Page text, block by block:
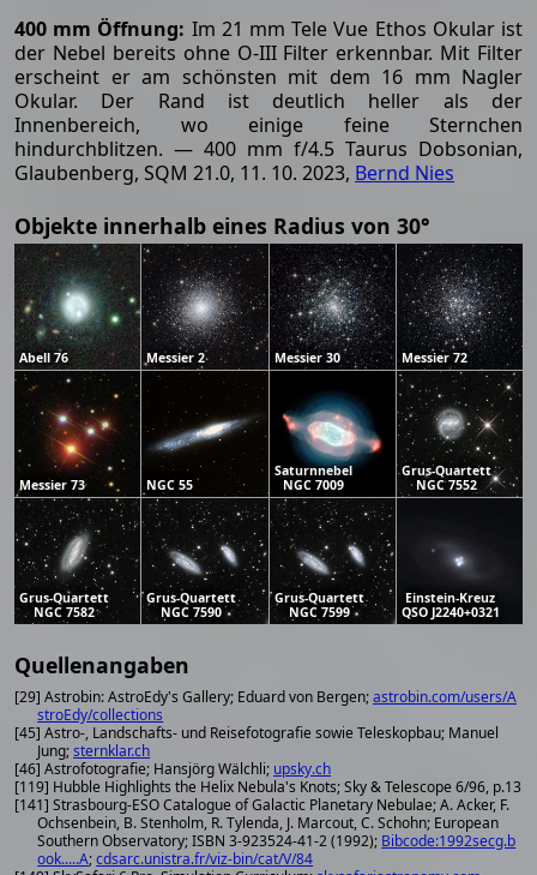
400 mm Öffnung: Im 21 mm Tele Vue Ethos Okular ist
der Nebel bereits ohne O-III Filter erkennbar. Mit Filter
erscheint er am schönsten mit dem 16 mm Nagler
Okular. Der Rand ist deutlich heller als der
Innenbereich, wo einige feine Sternchen
hindurchblitzen. — 400 mm f/4.5 Taurus Dobsonian,
Glaubenberg, SQM 21.0, 11. 10. 2023, Bernd Nies
Objekte innerhalb eines Radius von 30°
Abell 76 Messier 2 Messier 30 Messier 72
Messier 73 NGC 55
Saturnnebel
NGC 7009
Grus-Quartett
NGC 7552
Grus-Quartett
NGC 7582
Grus-Quartett
NGC 7590
Grus-Quartett
NGC 7599
Einstein-Kreuz
QSO J2240+0321
Quellenangaben
[29] Astrobin: AstroEdy's Gallery; Eduard von Bergen;astrobin.com/users/A
stroEdy/collections
[45] Astro-, Landschafts- und Reisefotografie sowie Teleskopbau; Manuel
Jung;sternklar.ch
[46] Astrofotografie; Hansjörg Wälchli; upsky.ch
[119] Hubble Highlights the Helix Nebula's Knots; Sky & Telescope 6/96, p.13
[141] Strasbourg-ESO Catalogue of Galactic Planetary Nebulae; A. Acker, F.
Ochsenbein, B. Stenholm, R. Tylenda, J. Marcout, C. Schohn; European
Southern Observatory; ISBN 3-923524-41-2 (1992); Bibcode:1992secg.b
ook.....A;cdsarc.unistra.fr/viz-bin/cat/V/84